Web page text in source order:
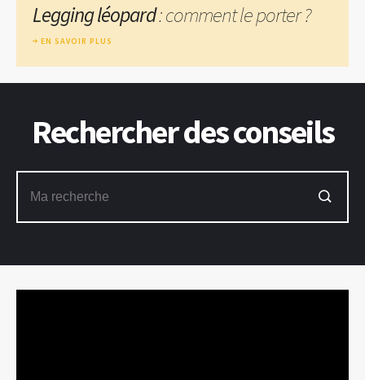
Legging léopard: comment le porter ?
EN SAVOIR PLUS
Rechercher des conseils